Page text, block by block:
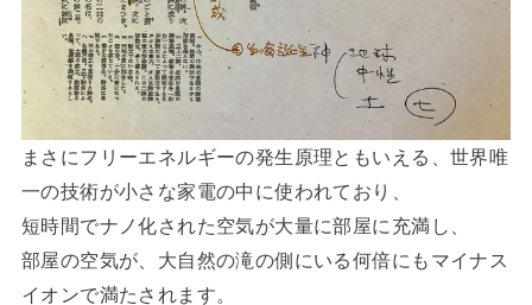
まさにフリーエネルギーの発生原理ともいえる、世界唯
一の技術が小さな家電の中に使われており、
短時間でナノ化された空気が大量に部屋に充満し、
部屋の空気が、大自然の滝の側にいる何倍にもマイナス
イオンで満たされます。